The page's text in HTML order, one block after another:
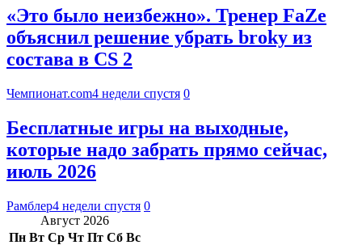
«Это было неизбежно». Тренер FaZe
объяснил решение убрать broky из
состава в CS 2
Чемпионат.com4 недели спустя 0
Бесплатные игры на выходные,
которые надо забрать прямо сейчас,
июль 2026
Рамблер4 недели спустя 0
Август 2026
Пн Вт Ср Чт Пт Сб Вс